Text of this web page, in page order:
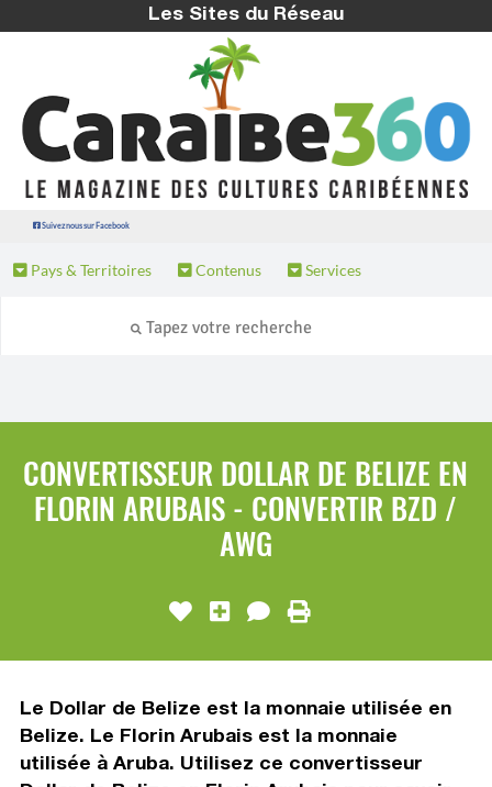
Les Sites du Réseau
Suivez nous sur Facebook
Pays & Territoires Contenus Services
CONVERTISSEUR DOLLAR DE BELIZE EN
FLORIN ARUBAIS - CONVERTIR BZD /
AWG
Le Dollar de Belize est la monnaie utilisée en
Belize. Le Florin Arubais est la monnaie
utilisée à Aruba. Utilisez ce convertisseur